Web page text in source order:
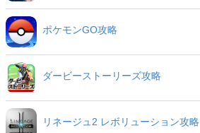
ポケモンGO攻略
ダービーストーリーズ攻略
リネージュ2 レボリューション攻略